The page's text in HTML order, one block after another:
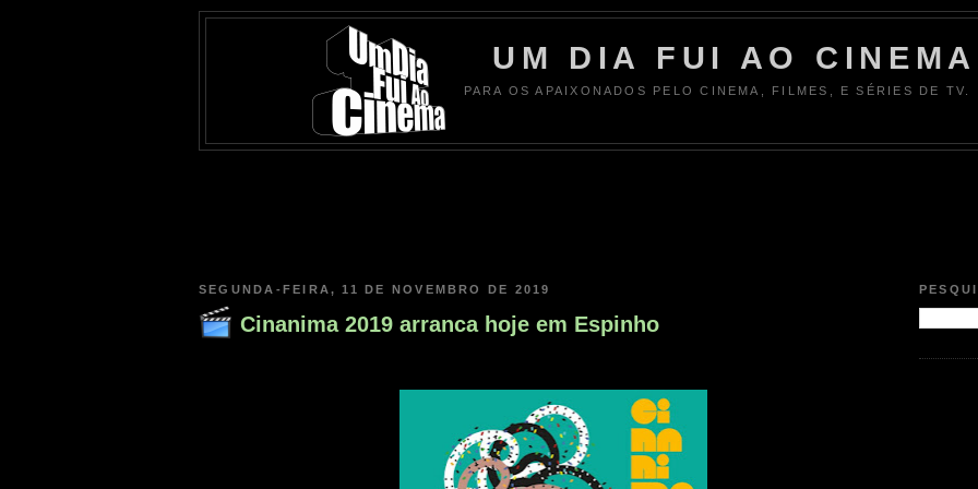
UM DIA FUI AO CINEMA
PARA OS APAIXONADOS PELO CINEMA, FILMES, E SÉRIES DE TV.
SEGUNDA-FEIRA, 11 DE NOVEMBRO DE 2019
Cinanima 2019 arranca hoje em Espinho